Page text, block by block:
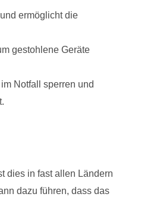
ermöglicht die
gestohlene Geräte
Notfall sperren und
dies in fast allen Ländern
dazu führen, dass das